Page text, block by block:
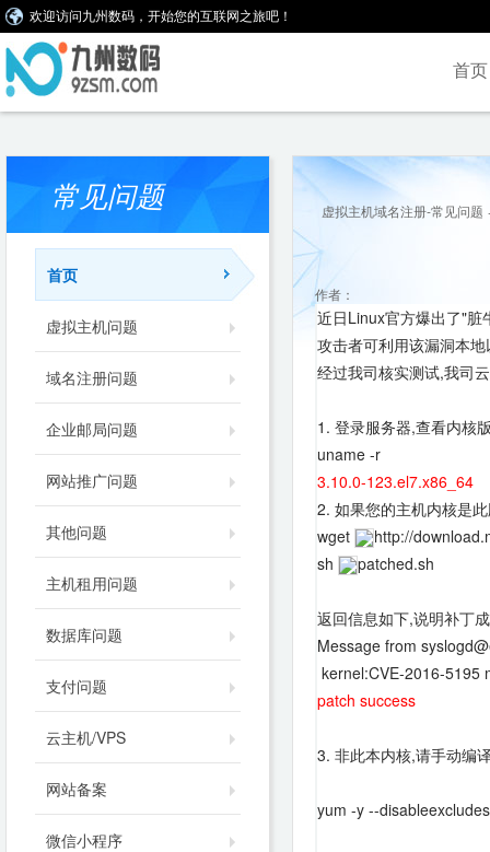
欢迎访问九州数码，开始您的互联网之旅吧！
首页
常见问题
首页
虚拟主机问题
域名注册问题
企业邮局问题
网站推广问题
其他问题
主机租用问题
数据库问题
支付问题
云主机/VPS
网站备案
微信小程序
虚拟主机域名注册-常见问题
作者：
近日Linux官方爆出了"脏
攻击者可利用该漏洞本
经过我司核实测试,我司
1. 登录服务器,查看内核
uname -r
3.10.0-123.el7.x86_64
2. 如果您的主机内核是
wget
http://
sh
patched.sh
返回信息如下,说明补丁
Message from
kernel:CVE-2016-5195
patch success
3. 非此本内核,请手动编
yum -y --